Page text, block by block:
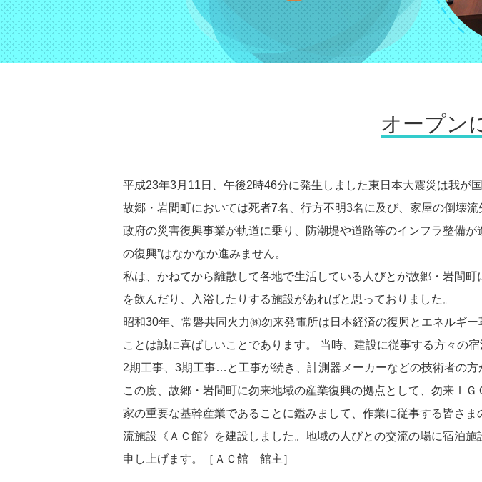
オープン
平成23年3月11日、午後2時46分に発生しました東日本大震災は我が
故郷・岩間町においては死者7名、行方不明3名に及び、家屋の倒壊
政府の災害復興事業が軌道に乗り、防潮堤や道路等のインフラ整備
の復興”はなかなか進みません。
私は、かねてから離散して各地で生活している人びとが故郷・岩間
を飲んだり、入浴したりする施設があればと思っておりました。
昭和30年、常磐共同火力㈱勿来発電所は日本経済の復興とエネルギ
ことは誠に喜ばしいことであります。 当時、建設に従事する方々の
2期工事、3期工事…と工事が続き、計測器メーカーなどの技術者の方
この度、故郷・岩間町に勿来地域の産業復興の拠点として、勿来Ｉ
家の重要な基幹産業であることに鑑みまして、作業に従事する皆さ
流施設《ＡＣ館》を建設しました。地域の人びとの交流の場に宿泊
申し上げます。［ＡＣ館 館主］